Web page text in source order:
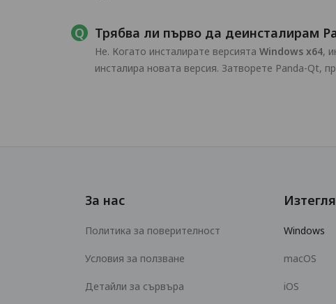
Трябва ли първо да деинсталирам
Не. Когато инсталирате версията Windows x64,
инсталира новата версия. Затворете Panda-Qt,
За нас
Политика за поверителност
Условия за ползване
Детайли за сървъра
Windows
macOS
iOS